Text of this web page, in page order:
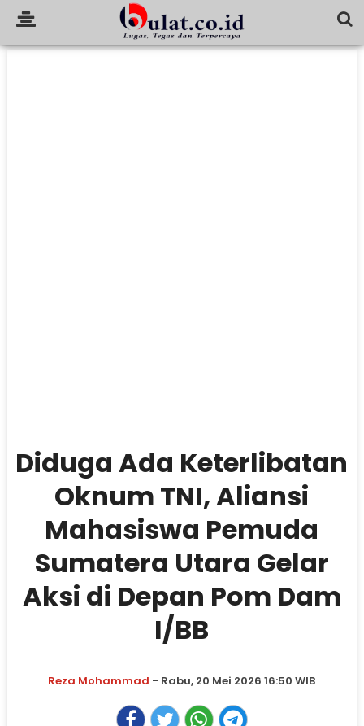
Diduga Ada Keterlibatan
Oknum TNI, Aliansi
Mahasiswa Pemuda
Sumatera Utara Gelar
Aksi di Depan Pom Dam
I/BB
Reza Mohammad - Rabu, 20 Mei 2026 16:50 WIB